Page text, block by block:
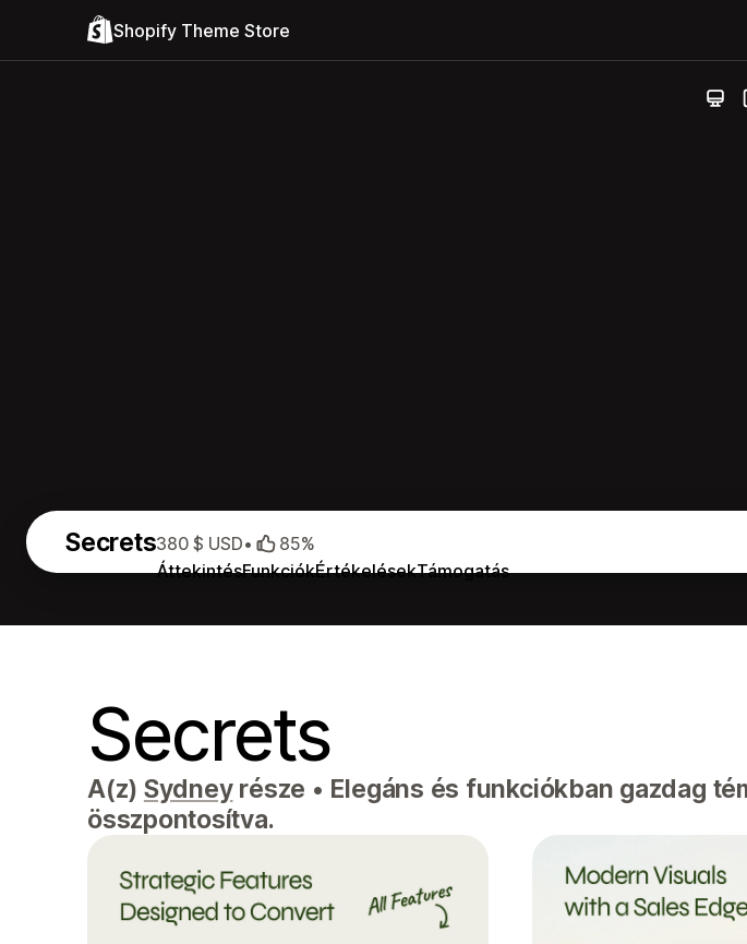
Shopify Theme Store
Secrets
ÁttekintésFunkciókÉrtékelésekTámogatás
380 $ USD• 85%
Secrets
A(z) Sydneyrésze • Elegáns és funkciókban gazdag
összpontosítva.